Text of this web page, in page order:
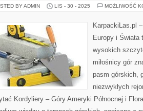
BY ADMIN LIS - 30 - 2025 MOŻLIWOŚĆ
KarpackiLas.pl
Europy i Świata
wysokich
miłośnicy gór
pasm górskich,
niezwykłych
Kordyliery – Góry Ameryki Północnej i